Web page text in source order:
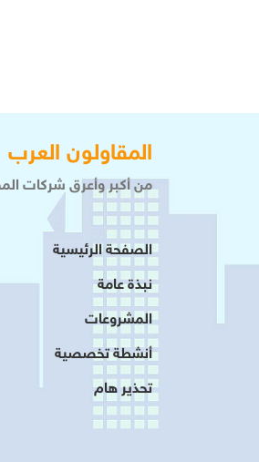
المقاولون العرب
من أكبر وأعرق شركات
الصفحة الرئيسية
نبذة عامة
المشروعات
أنشطة تخصصية
تحذير هام